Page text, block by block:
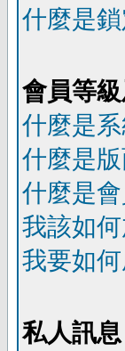
什麼是
會員等
什麼是
什麼是
什麼是
我該如
我要如
私人訊息